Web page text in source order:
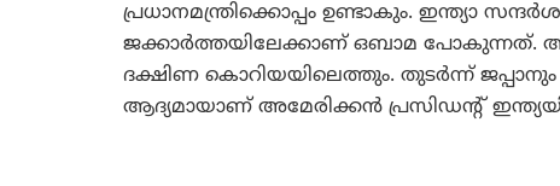
പ്രധാനമന്ത്രിക്കൊപ്പം ഉണ്ടാകും. ഇന്ത്യാ
ജക്കാര്‍ത്തയിലേക്കാണ് ഒബാമ പോകുന്നത്.
ദക്ഷിണ കൊറിയയിലെത്തും. തുടര്‍ന്ന്
ആദ്യമായാണ് അമേരിക്കന്‍ പ്രസിഡന്‍റ്